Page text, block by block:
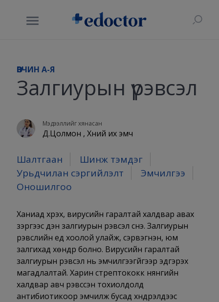
ӨВЧИН A-Я
Залгиурын үрэвсэл
Мэдээллийг хянасан
Д.Цолмон , Хүний их эмч
Шалтгаан
Шинж тэмдэг
Урьдчилан сэргийлэлт
Эмчилгээ
Оношилгоо
Ханиад хүрэх, вирусийн гаралтай халдвар авах
зэргээс үүдэн залгиурын үрэвсэл үүснэ. Залгиурын
үрэвслийн үед хоолой улайж, сэрвэгнэн, юм
залгихад хөндүүр болно. Вирусийн гаралтай
залгиурын үрэвсэл нь эмчилгээгүйгээр эдгэрэх
магадлалтай. Харин стрептококк нянгийн
халдвар авч үрэвссэн тохиолдолд
антибиотикоор эмчилж бусад хүндрэлүүдээс